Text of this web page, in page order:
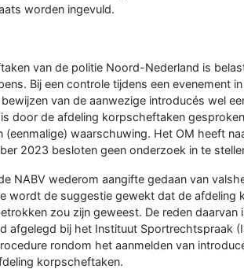
worden ingevuld.
van de politie Noord-Nederland is
Bij een controle tijdens een evenement
van de aanwezige introducés wel
door de afdeling korpscheftaken
(eenmalige) waarschuwing. Het OM heeft
2023 besloten geen onderzoek in te
NABV wederom aangifte gedaan van
wordt de suggestie gewekt dat de afdeling
zou zijn geweest. De reden daarvan
afgelegd bij het Instituut Sportrechtspraak
rondom het aanmelden van
korpscheftaken.